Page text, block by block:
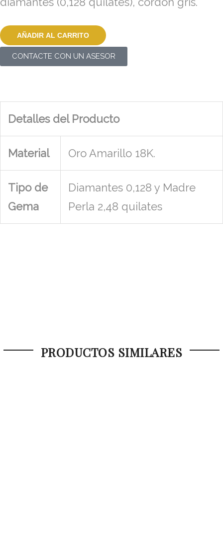
AÑADIR AL CARRITO
CONTACTE CON UN ASESOR
Detalles del Producto
Material Oro Amarillo 18K.
Tipo de
Gema
Diamantes 0,128 y Madre
Perla 2,48 quilates
PRODUCTOS SIMILARES